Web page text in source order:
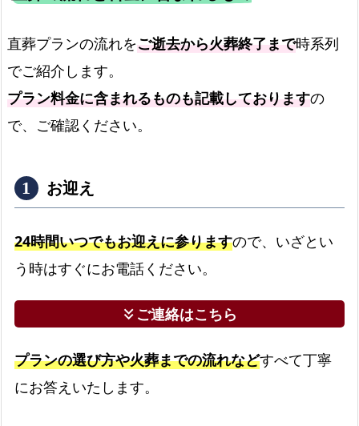
の
較
総
額
迎
の
流
よ
あ
直葬プランの流れをご逝去から火葬終了まで時系列
でご紹介します。
プラン料金に含まれるものも記載しておりますの
で、ご確認ください。
お迎え
24時間いつでもお迎えに参りますので、いざとい
う時はすぐにお電話ください。
keyboard_double_arrow_downご連絡はこちら
プランの選び方や火葬までの流れなどすべて丁寧
にお答えいたします。